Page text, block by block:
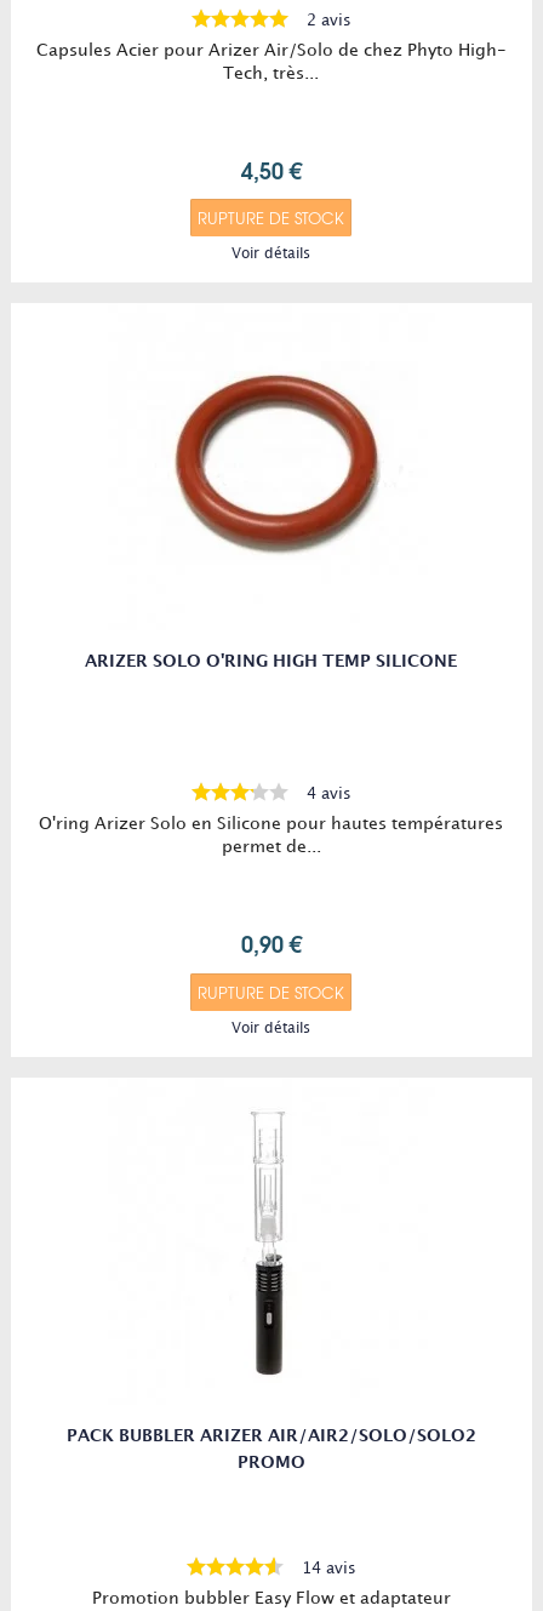
2 avis
Capsules Acier pour Arizer Air/Solo de chez Phyto High-
Tech, très...
4,50 €
RUPTURE DE STOCK
Voir détails
ARIZER SOLO O'RING HIGH TEMP SILICONE
4 avis
O'ring Arizer Solo en Silicone pour hautes températures
permet de...
0,90 €
RUPTURE DE STOCK
Voir détails
PACK BUBBLER ARIZER AIR/AIR2/SOLO/SOLO2
PROMO
14 avis
Promotion bubbler Easy Flow et adaptateur